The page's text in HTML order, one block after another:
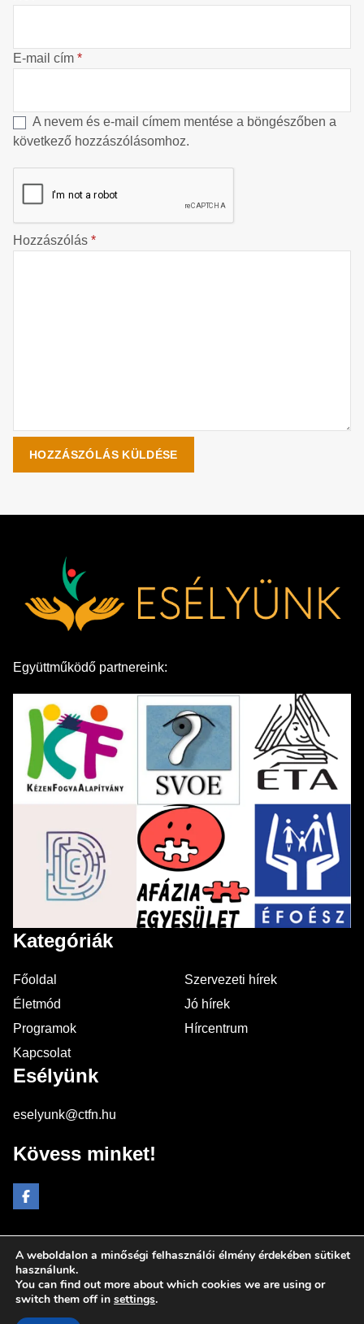
E-mail cím *
A nevem és e-mail címem mentése a böngészőben a
következő hozzászólásomhoz.
Hozzászólás *
Együttműködő partnereink:
Kategóriák
Főoldal
Szervezeti hírek
Életmód
Jó hírek
Programok
Hírcentrum
Kapcsolat
Esélyünk
eselyunk@ctfn.hu
Kövess minket!
Copyright © 2024 eselyunk.hu. Minden jog fenntartva.
Általános Szerződési Feltételek
Adatkezelési Nyilatkozat
A weboldalon a minőségi felhasználói élmény érdekében sütiket
használunk.
You can find out more about which cookies we are using or
switch them off in settings.